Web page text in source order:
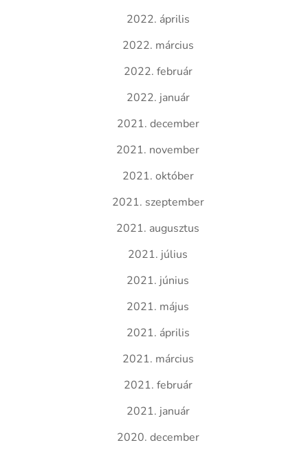
2022. április
2022. március
2022. február
2022. január
2021. december
2021. november
2021. október
2021. szeptember
2021. augusztus
2021. július
2021. június
2021. május
2021. április
2021. március
2021. február
2021. január
2020. december